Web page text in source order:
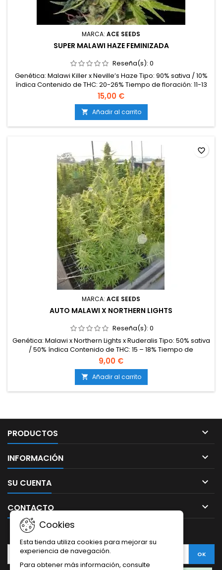
MARCA: ACE SEEDS
SUPER MALAWI HAZE FEMINIZADA
Reseña(s): 0
Genética: Malawi Killer x Neville’s Haze Tipo: 90% sativa / 10%
índica Contenido de THC: 20-26% Tiempo de floración: 11-13
semanas en interior Producción en interior: 500-650 g/m²
Producción en exterior: 700-1000 g/planta Altura: 130-180 cm
en interior; hasta 300 cm en exterior Aromas y
sabores: Inciensados, amaderados y especiados, con
matices cítricos...
15,00 €
 Añadir al carrito
MARCA: ACE SEEDS
AUTO MALAWI X NORTHERN LIGHTS
Reseña(s): 0
Genética: Malawi x Northern Lights x Ruderalis Tipo: 50% sativa
/ 50% índica Contenido de THC: 15 – 18% Tiempo de
floración: 8 – 9 semanas desde la germinación Producción
en interior: 400 – 500 g/m² Producción en exterior: 80 – 150
g/planta Altura: 80 – 120 cm en interior; hasta 150 cm en
exterior Aromas y sabores: Afrutados y especiados, con
matices...
9,00 €
 Añadir al carrito
favorite_border
PRODUCTOS 
INFORMACIÓN 
SU CUENTA 
CONTACTO 
Cookies
Esta tienda utiliza cookies para mejorar su
experiencia de navegación.
Para obtener más información, consulte